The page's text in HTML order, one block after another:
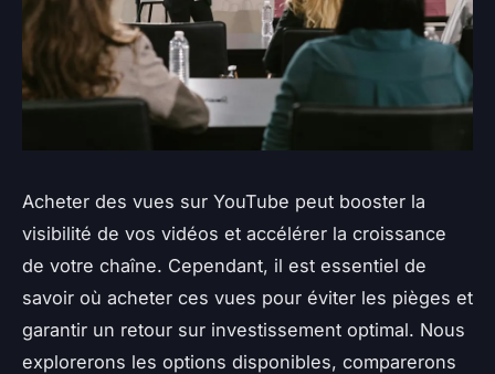
Acheter des vues sur YouTube peut booster la
visibilité de vos vidéos et accélérer la croissance
de votre chaîne. Cependant, il est essentiel de
savoir où acheter ces vues pour éviter les pièges et
garantir un retour sur investissement optimal. Nous
explorerons les options disponibles, comparerons